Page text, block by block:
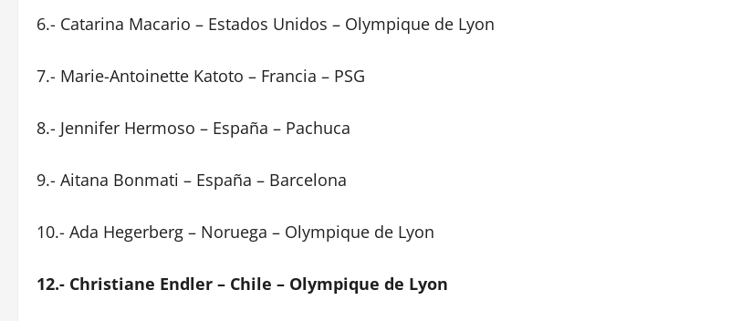
6.- Catarina Macario – Estados Unidos – Olympique de Lyon
7.- Marie-Antoinette Katoto – Francia – PSG
8.- Jennifer Hermoso – España – Pachuca
9.- Aitana Bonmati – España – Barcelona
10.- Ada Hegerberg – Noruega – Olympique de Lyon
12.- Christiane Endler – Chile – Olympique de Lyon